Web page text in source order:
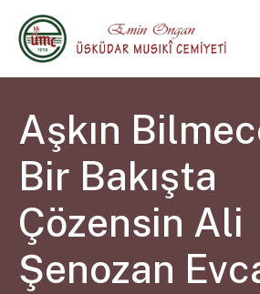
Aşkın
Bir Bakışta
Çözensin Ali
Şenozan